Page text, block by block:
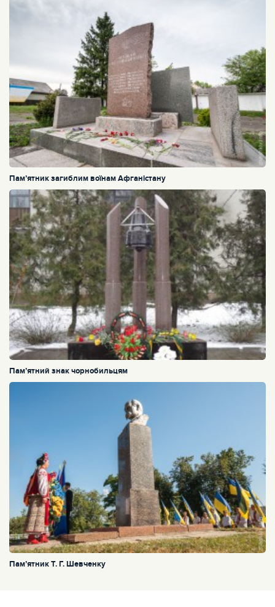
Пам’ятник загиблим воїнам Афганістану
Пам’ятний знак чорнобильцям
Пам’ятник Т. Г. Шевченку